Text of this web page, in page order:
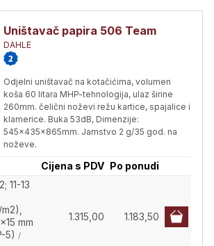
Uništavač papira 506 Team
DAHLE
Odjelni uništavač na kotačićima, volumen
koša 60 litara MHP-tehnologija, ulaz širine
260mm. čelični noževi režu kartice, spajalice i
klamerice. Buka 53dB, Dimenzije:
545x435x865mm. Jamstvo 2 g/35 god. na
noževe.
Cijena s PDV Po ponudi
11-13
mm
5) /
1.315,00 1.183,50